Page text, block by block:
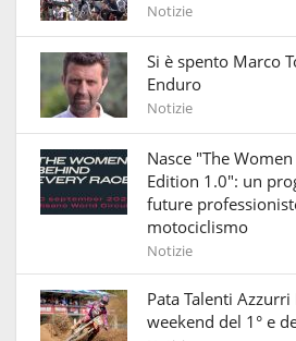
Notizie
Si è spento Marco
Enduro
Notizie
Nasce "The
Edition 1.0": un
future
motociclismo
Notizie
Pata Talenti Azzurri
weekend del 1° e